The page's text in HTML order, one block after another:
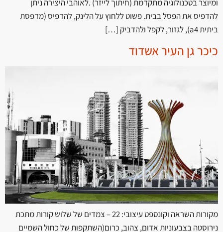
ומיוצר בטכנולוגיה מתקדמת (חיתוך לייזר) .לאוהבי היצירה ניתן
להדפיס את הפסל בבית. פשוט ללחוץ על הלינק, להדפיס (מדפסת
ביתית a4), לגזור, לקפל ולהדביק […]
כיכר גן העיר אשדוד
מקורות השראה וקונספט עיצובי: 22 – צמדים של שלוש קורות מתכת
נירוסטה בצבעוניות אדום, צהוב, כרום(השתקפות של כחול השמיים